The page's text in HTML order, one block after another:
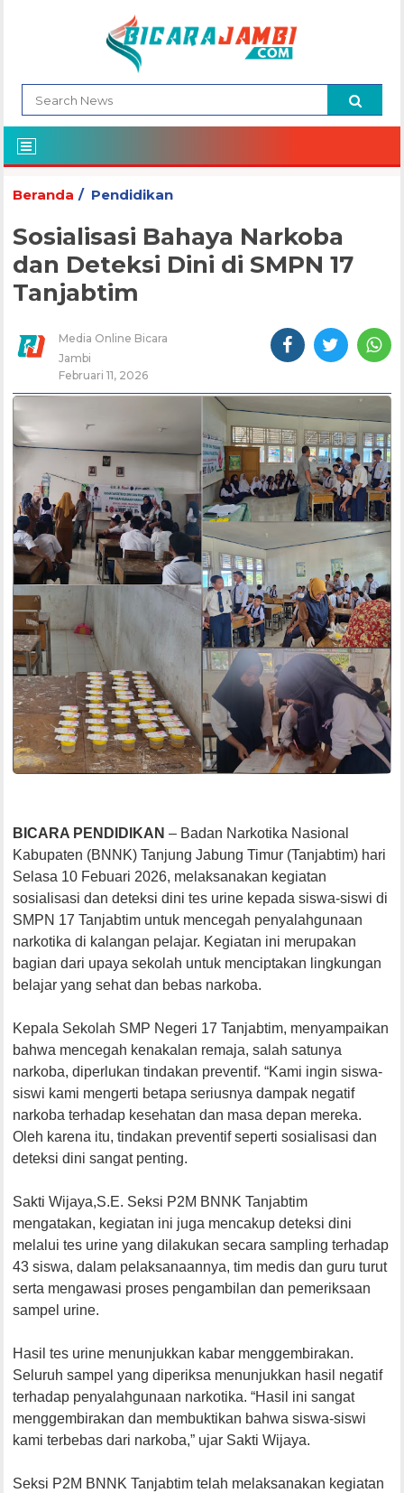
Beranda Pendidikan
Sosialisasi Bahaya Narkoba
dan Deteksi Dini di SMPN 17
Tanjabtim
Media Online Bicara
Jambi
Februari 11, 2026
BICARA PENDIDIKAN – Badan Narkotika Nasional
Kabupaten (BNNK) Tanjung Jabung Timur (Tanjabtim) hari
Selasa 10 Febuari 2026, melaksanakan kegiatan
sosialisasi dan deteksi dini tes urine kepada siswa-siswi di
SMPN 17 Tanjabtim untuk mencegah penyalahgunaan
narkotika di kalangan pelajar. Kegiatan ini merupakan
bagian dari upaya sekolah untuk menciptakan lingkungan
belajar yang sehat dan bebas narkoba.
Kepala Sekolah SMP Negeri 17 Tanjabtim, menyampaikan
bahwa mencegah kenakalan remaja, salah satunya
narkoba, diperlukan tindakan preventif. “Kami ingin siswa-
siswi kami mengerti betapa seriusnya dampak negatif
narkoba terhadap kesehatan dan masa depan mereka.
Oleh karena itu, tindakan preventif seperti sosialisasi dan
deteksi dini sangat penting.
Sakti Wijaya,S.E. Seksi P2M BNNK Tanjabtim
mengatakan, kegiatan ini juga mencakup deteksi dini
melalui tes urine yang dilakukan secara sampling terhadap
43 siswa, dalam pelaksanaannya, tim medis dan guru turut
serta mengawasi proses pengambilan dan pemeriksaan
sampel urine.
Hasil tes urine menunjukkan kabar menggembirakan.
Seluruh sampel yang diperiksa menunjukkan hasil negatif
terhadap penyalahgunaan narkotika. “Hasil ini sangat
menggembirakan dan membuktikan bahwa siswa-siswi
kami terbebas dari narkoba,” ujar Sakti Wijaya.
Seksi P2M BNNK Tanjabtim telah melaksanakan kegiatan